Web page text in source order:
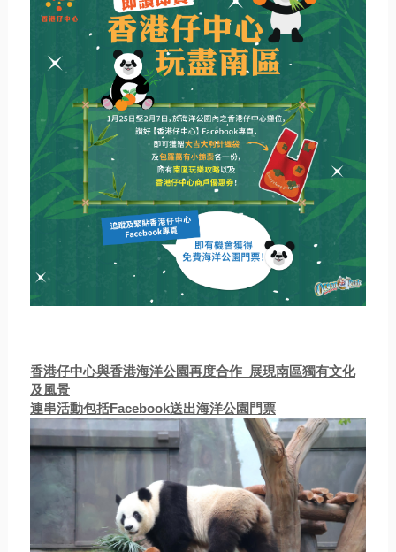
香港仔中心與香港海洋公園再度合作 展現南區獨有文化
及風景
連串活動包括Facebook送出海洋公園門票